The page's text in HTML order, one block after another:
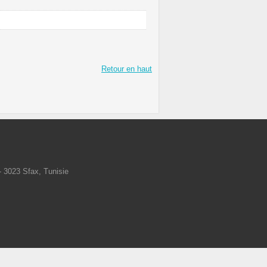
Retour en haut
3023 Sfax, Tunisie